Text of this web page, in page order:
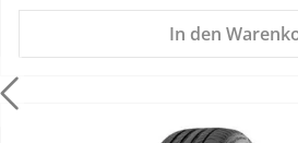
In den